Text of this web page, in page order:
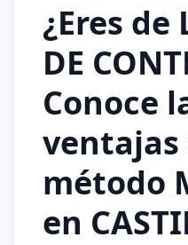
¿Eres de
DE
Conoce
ventajas
método
en